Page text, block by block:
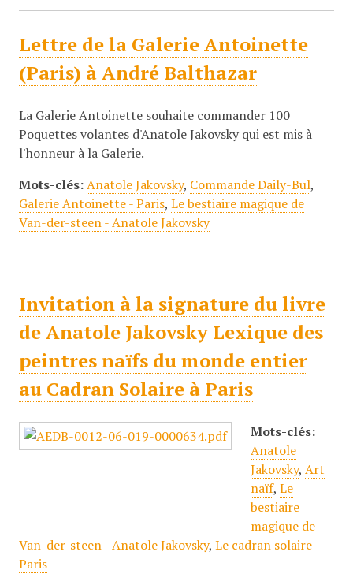
Lettre de la Galerie Antoinette
(Paris) à André Balthazar
La Galerie Antoinette souhaite commander 100
Poquettes volantes d'Anatole Jakovsky qui est mis à
l'honneur à la Galerie.
Mots-clés: Anatole Jakovsky, Commande Daily-Bul,
Galerie Antoinette - Paris, Le bestiaire magique de
Van-der-steen - Anatole Jakovsky
Invitation à la signature du livre
de Anatole Jakovsky Lexique des
peintres naïfs du monde entier
au Cadran Solaire à Paris
Mots-clés:
Anatole
Jakovsky, Art
naïf, Le
bestiaire
magique de
Van-der-steen - Anatole Jakovsky, Le cadran solaire -
Paris